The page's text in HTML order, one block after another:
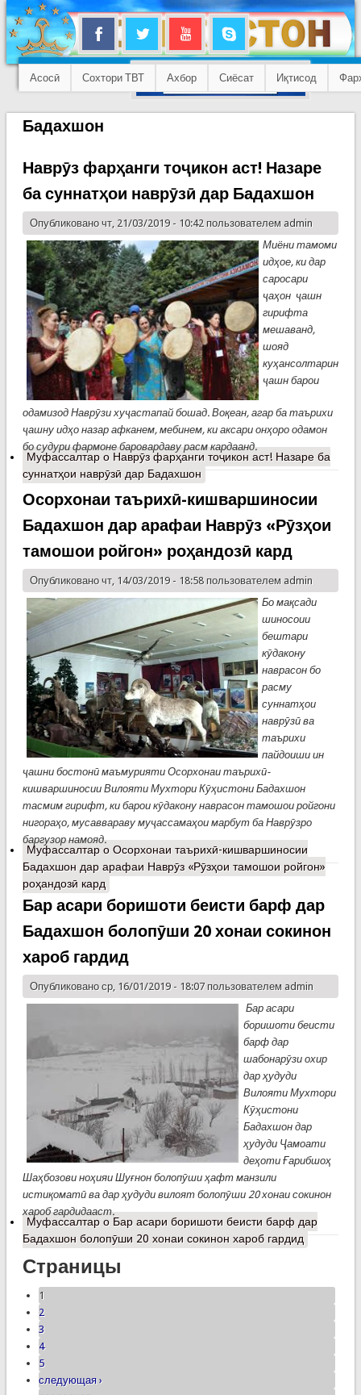
Асосӣ Сохтори ТВТ Ахбор Сиёсат Иқтисод
Бадахшон
Наврӯз фарҳанги тоҷикон аст! Назаре
ба суннатҳои наврӯзӣ дар Бадахшон
Опубликовано чт, 21/03/2019 - 10:42 пользователем admin
Миёни тамоми
идҳое, ки дар
саросари
ҷаҳон ҷашн
гирифта
мешаванд,
шояд
куҳансолтарин
ҷашн барои
одамизод Наврӯзи хуҷастапай бошад. Воқеан, агар ба таърихи
ҷашну идҳо назар афканем, мебинем, ки аксари онҳоро одамон
бо судури фармоне баровардаву расм кардаанд.
Муфассалтаро Наврӯз фарҳанги тоҷикон аст! Назаре ба
суннатҳои наврӯзӣ дар Бадахшон
Осорхонаи таърихӣ-кишваршиносии
Бадахшон дар арафаи Наврӯз «Рӯзҳои
тамошои ройгон» роҳандозӣ кард
Опубликовано чт, 14/03/2019 - 18:58 пользователем admin
Бо мақсади
шиносоии
бештари
кӯдакону
наврасон бо
расму
суннатҳои
наврӯзӣ ва
таърихи
пайдоиши ин
ҷашни бостонӣ маъмурияти Осорхонаи таърихӣ-
кишваршиносии Вилояти Мухтори Кӯҳистони Бадахшон
тасмим гирифт, ки барои кӯдакону наврасон тамошои ройгони
нигораҳо, мусаввараву муҷассамаҳои марбут ба Наврӯзро
баргузор намояд.
Муфассалтаро Осорхонаи таърихӣ-кишваршиносии
Бадахшон дар арафаи Наврӯз «Рӯзҳои тамошои ройгон»
роҳандозӣ кард
Бар асари боришоти беисти барф дар
Бадахшон болопӯши 20 хонаи сокинон
хароб гардид
Опубликовано ср, 16/01/2019 - 18:07 пользователем admin
Бар асари
боришоти беисти
барф дар
шабонарӯзи охир
дар ҳудуди
Вилояти Мухтори
Кӯҳистони
Бадахшон дар
ҳудуди Ҷамоати
деҳоти Ғарибшоҳ
Шаҳбозови ноҳияи Шуғнон болопӯши ҳафт манзили
истиқоматӣ ва дар ҳудуди вилоят болопӯши 20 хонаи сокинон
хароб гардидааст.
Муфассалтаро Бар асари боришоти беисти барф дар
Бадахшон болопӯши 20 хонаи сокинон хароб гардид
Страницы
1
2
3
4
5
следующая ›